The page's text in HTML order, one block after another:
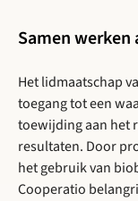
Samen
Het lidmaatschap
toegang tot een
toewijding aan het
resultaten. Door
het gebruik van
Cooperatio